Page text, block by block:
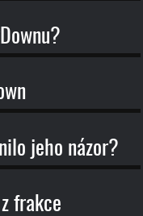
jeho názor?
frakce